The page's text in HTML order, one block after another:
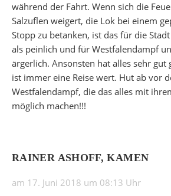
während der Fahrt. Wenn sich die
Salzuflen weigert, die Lok bei einem
Stopp zu betanken, ist das für die
als peinlich und für Westfalendampf
ärgerlich. Ansonsten hat alles sehr gut
ist immer eine Reise wert. Hut ab vor
Westfalendampf, die das alles mit
möglich machen!!!
RAINER ASHOFF, KAMEN
am 17. Juni 2018 um 08:13 Uhr